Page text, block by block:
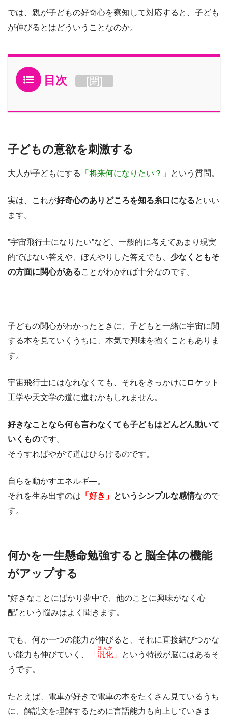
では、親が子どもの好奇心を察知して対応すると、子ども
が伸びるとはどういうことなのか。
目次 [閉]
子どもの意欲を刺激する
大人が子どもにする 「将来何になりたい？」 という質問。
実は、これが好奇心のありどころを知る糸口になるといい
ます。
”宇宙飛行士になりたい”など、一般的に考えてあまり現実
的ではない答えや、ぼんやりした答えでも、 少なくともそ
の方面に関心があることがわかれば十分なのです。
子どもの関心がわかったときに、子どもと一緒に宇宙に関
する本を見ていくうちに、本気で興味を抱くこともありま
す。
宇宙飛行士にはなれなくても、それをきっかけにロケット
工学や天文学の道に進むかもしれません。
好きなことなら何も言わなくても子どもはどんどん動いて
いくものです。
そうすればやがて道はひらけるのです。
自らを動かすエネルギ―。
それを生み出すのは 「好き」 というシンプルな感情なので
す。
何かを一生懸命勉強すると脳全体の機能
がアップする
”好きなことにばかり夢中で、他のことに興味がなく心
配”という悩みはよく聞きます。
でも、何か一つの能力が伸びると、それに直接結びつかな
い能力も伸びていく、
「 汎化
はんか
」
という特徴が脳にはあるそ
うです。
たとえば、電車が好きで電車の本をたくさん見ているうち
に、解説文を理解するために言語能力も向上していきま